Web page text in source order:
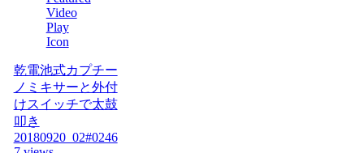
乾電池式カプチー
ノミキサーと外付
けスイッチで太鼓
叩き
20180920_02#0246